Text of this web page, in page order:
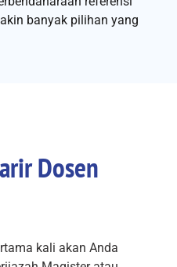
banyak pilihan yang
Dosen
kali akan Anda